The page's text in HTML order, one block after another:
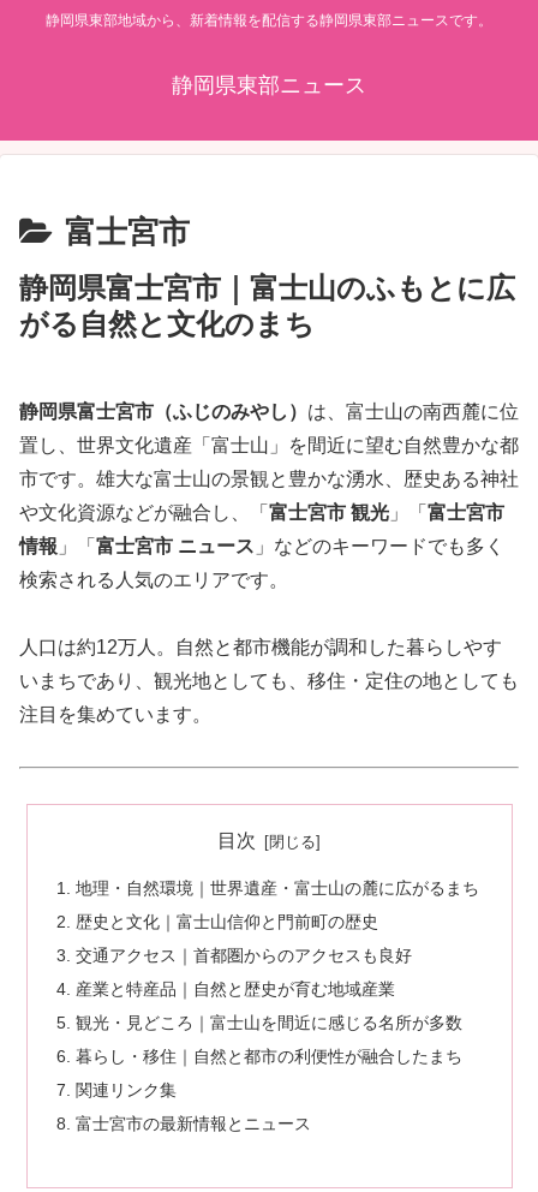
静岡県東部地域から、新着情報を配信する静岡県東部ニュースです。
静岡県東部ニュース
富士宮市
静岡県富士宮市｜富士山のふもとに広
がる自然と文化のまち
静岡県富士宮市（ふじのみやし） は、富士山の南西麓に位
置し、世界文化遺産「富士山」を間近に望む自然豊かな都
市です。雄大な富士山の景観と豊かな湧水、歴史ある神社
や文化資源などが融合し、「 富士宮市 観光 」「 富士宮市
情報 」「 富士宮市 ニュース 」などのキーワードでも多く
検索される人気のエリアです。
人口は約12万人。自然と都市機能が調和した暮らしやす
いまちであり、観光地としても、移住・定住の地としても
注目を集めています。
目次
地理・自然環境｜世界遺産・富士山の麓に広がるまち
歴史と文化｜富士山信仰と門前町の歴史
交通アクセス｜首都圏からのアクセスも良好
産業と特産品｜自然と歴史が育む地域産業
観光・見どころ｜富士山を間近に感じる名所が多数
暮らし・移住｜自然と都市の利便性が融合したまち
関連リンク集
富士宮市の最新情報とニュース